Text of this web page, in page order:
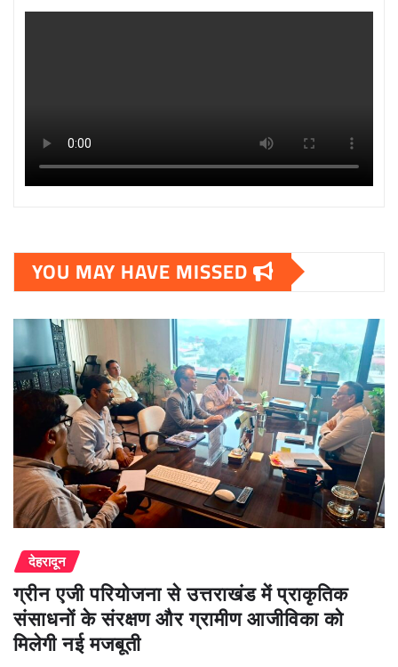
YOU MAY HAVE MISSED
देहरादून
ग्रीन एजी परियोजना से उत्तराखंड में प्राकृतिक
संसाधनों के संरक्षण और ग्रामीण आजीविका को
मिलेगी नई मजबूती